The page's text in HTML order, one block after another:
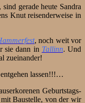
gerade heute Sandra
Knut reisenderweise in
, noch weit vor
sie dann in Tallinn. Und
zueinander!
lassen!!!…
Geburtstags-
Baustelle, von der wir